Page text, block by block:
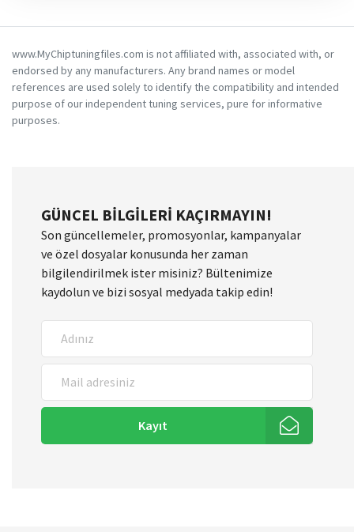
www.MyChiptuningfiles.com is not affiliated with, associated with, or
endorsed by any manufacturers. Any brand names or model
references are used solely to identify the compatibility and intended
purpose of our independent tuning services, pure for informative
purposes.
GÜNCEL BILGILERI KAÇIRMAYIN!
Son güncellemeler, promosyonlar, kampanyalar
ve özel dosyalar konusunda her zaman
bilgilendirilmek ister misiniz? Bültenimize
kaydolun ve bizi sosyal medyada takip edin!
Kayıt